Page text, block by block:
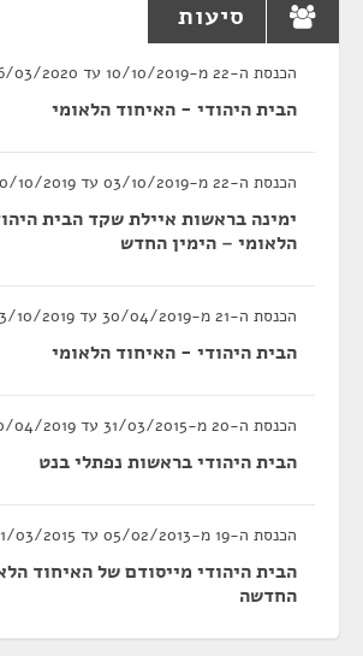
סיעות
הכנסת ה-22 מ-10/10/2019 עד 16/03/2020
הבית היהודי - האיחוד הלאומי
הכנסת ה-22 מ-03/10/2019 עד 10/10/2019
ימינה בראשות איילת שקד הבית
הלאומי – הימין החדש
הכנסת ה-21 מ-30/04/2019 עד 03/10/2019
הבית היהודי - האיחוד הלאומי
הכנסת ה-20 מ-31/03/2015 עד 30/04/2019
הבית היהודי בראשות נפתלי בנט
הכנסת ה-19 מ-05/02/2013 עד 31/03/2015
הבית היהודי מייסודם של האיחוד
החדשה